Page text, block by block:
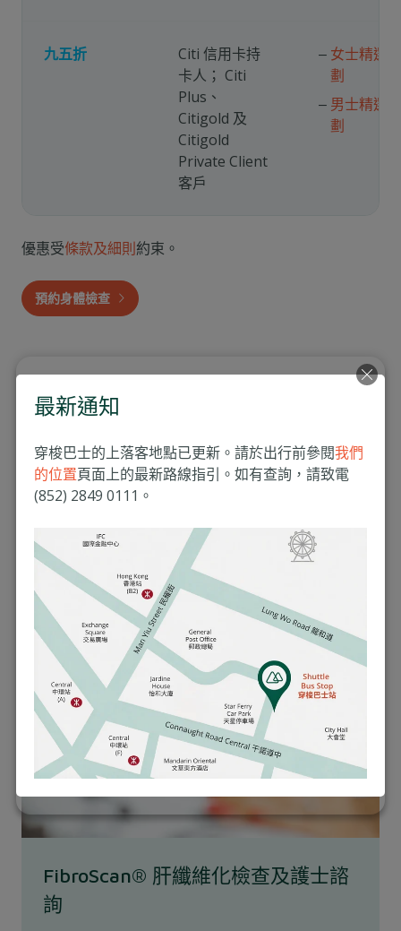
九五折
Citi 信用卡持
卡人 ； Citi
Plus、
Citigold 及
Citigold
Private Client
客戶
女士精選計
劃
男士精選計
劃
優惠受條款及細則約束。
預約身體檢查
健康檢查與治療優惠
FibroScan® 肝纖維化檢查及護士諮
詢
最新通知
穿梭巴士的上落客地點已更新。請於出行前參閱我們
的位置頁面上的最新路線指引。如有查詢，請致電
(852) 2849 0111。